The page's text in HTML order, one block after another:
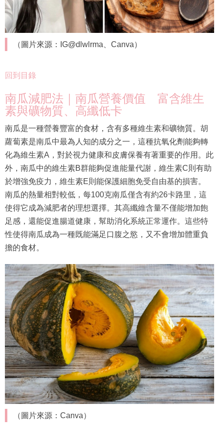
（圖片來源：IG@dlwlrma、Canva）
回到目錄
南瓜減肥法｜南瓜營養價值 富含維生
素與礦物質、高纖低卡
南瓜是一種營養豐富的食材，含有多種維生素和礦物質。胡
蘿蔔素是南瓜中最為人知的成分之一，這種抗氧化劑能夠轉
化為維生素A，對於視力健康和皮膚保養有著重要的作用。此
外，南瓜中的維生素B群能夠促進能量代謝，維生素C則有助
於增強免疫力，維生素E則能保護細胞免受自由基的損害。
南瓜的熱量相對較低，每100克南瓜僅含有約26卡路里，這
使得它成為減肥者的理想選擇。其高纖維含量不僅能增加飽
足感，還能促進腸道健康，幫助消化系統正常運作。這些特
性使得南瓜成為一種既能滿足口腹之慾，又不會增加體重負
擔的食材。
（圖片來源：Canva）